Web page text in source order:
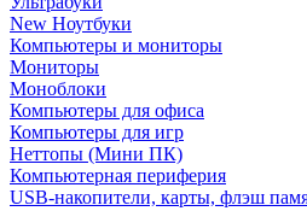
New Ноутбуки
Компьютеры и мониторы
Мониторы
Моноблоки
Компьютеры для офиса
Компьютеры для игр
Неттопы (Мини ПК)
Компьютерная периферия
USB-накопители, карты, флэш